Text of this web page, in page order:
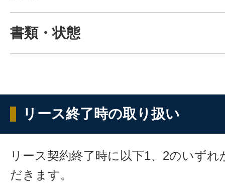
書類・状態
リース終了時の取り扱い
リース契約終了時に以下1、2のいず
だきます。